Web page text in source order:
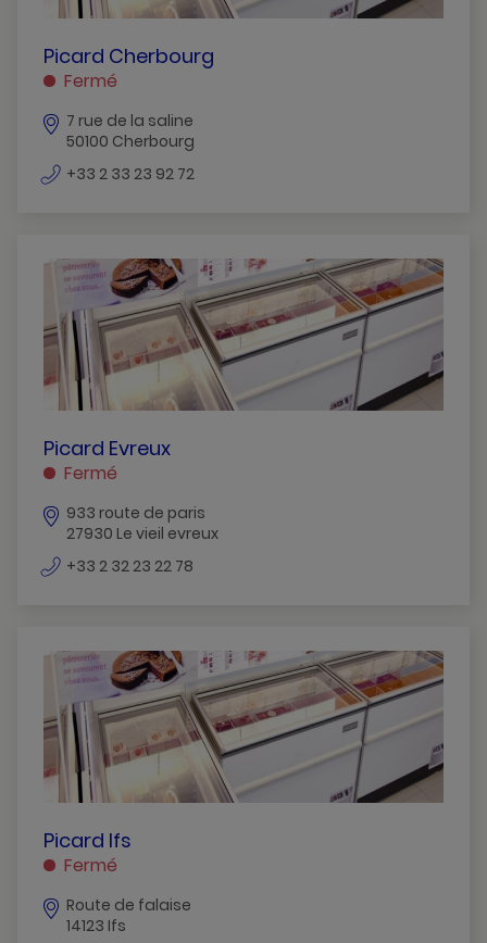
PICARD
CHERBOURG
Picard Cherbourg
Fermé
7 rue de la saline
50100 Cherbourg
+33 2 33 23 92 72numéro
PICARD
EVREUX
VIEIL
EVREUX
Picard Evreux
Fermé
933 route de paris
27930 Le vieil evreux
+33 2 32 23 22 78
PICARD
IFS
Picard Ifs
Fermé
Route de falaise
14123 Ifs